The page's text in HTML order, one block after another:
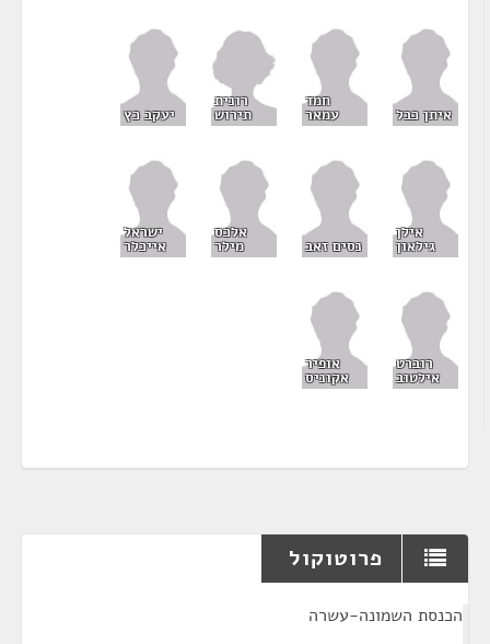
איתן כבל
חמד
עמאר
רונית
תירוש יעקב כץ
אילן
גילאון נסים זאב
אלכס
מילר
ישראל
אייכלר
רוברט
אילטוב
אופיר
אקוניס
פרוטוקול
הכנסת השמונה-עשרה